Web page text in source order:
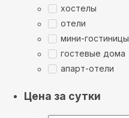
хостелы
отели
мини-гостиницы
гостевые дома
апарт-отели
Цена за сутки